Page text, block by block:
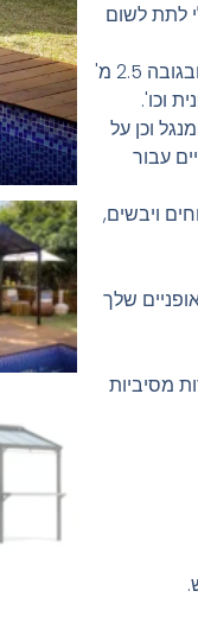
לתת לשום
האוסטין מגיע בצבע שחור בעל מראה מודרני, ברוחב 2.4 מ' ובגובה 2.5 מ'
וכו'.
וכן על
עבור
ויבשים,
שלך
מסיביות